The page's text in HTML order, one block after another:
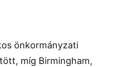
önkormányzati
míg Birmingham,